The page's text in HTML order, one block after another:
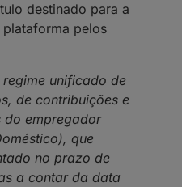
destinado para a
pelos
unificado de
de contribuições e
do empregador
que
no prazo de
a contar da data